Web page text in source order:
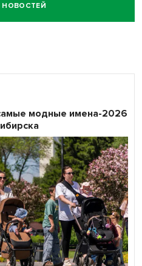
обеспечит
ЕДГ в Новосибирской
модные имена-2026